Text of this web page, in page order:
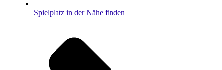
Spielplatz in der Nähe finden